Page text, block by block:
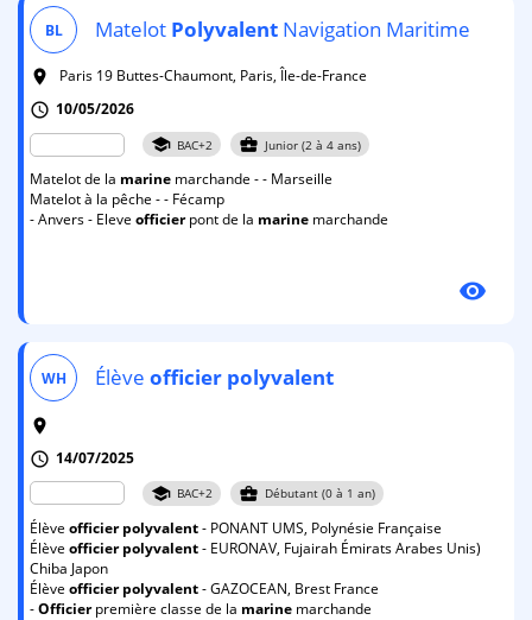
BL Matelot Polyvalent Navigation Maritime
room
Paris 19 Buttes-Chaumont, Paris, Île-de-France
schedule 10/05/2026
school BAC+2 business_center Junior (2 à 4 ans)
Matelot de la marine marchande - - Marseille
Matelot à la pêche - - Fécamp
- Anvers - Eleve officierpont de la marine marchande
visibility
WH Élève officier polyvalent
room
schedule 14/07/2025
school BAC+2 business_center Débutant (0 à 1 an)
Élève officier polyvalent- PONANT UMS, Polynésie Française
Élève officier polyvalent- EURONAV, Fujairah Émirats Arabes Unis)
Chiba Japon
Élève officier polyvalent- GAZOCEAN, Brest France
-Officierpremière classe de la marine marchande